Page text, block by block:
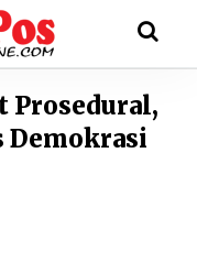
Prosedural,
Demokrasi